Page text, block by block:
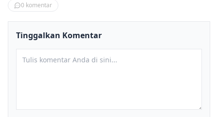
0 komentar
Tinggalkan Komentar